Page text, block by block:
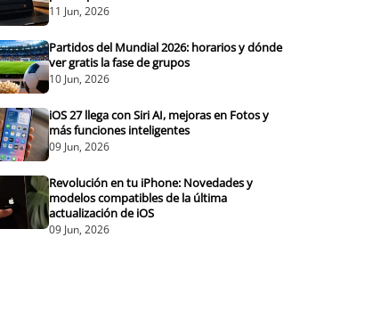
11 Jun, 2026
Partidos del Mundial 2026: horarios y dónde
ver gratis la fase de grupos
10 Jun, 2026
iOS 27 llega con Siri AI, mejoras en Fotos y
más funciones inteligentes
09 Jun, 2026
Revolución en tu iPhone: Novedades y
modelos compatibles de la última
actualización de iOS
09 Jun, 2026